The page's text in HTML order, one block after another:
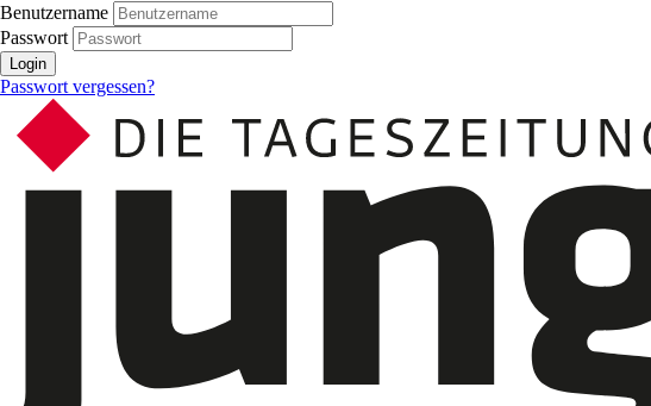
Benutzername
Passwort
Login
Passwort vergessen?